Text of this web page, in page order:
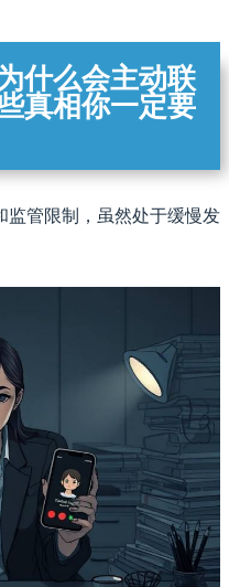
什么会主动联
真相你一定要
监管限制，虽然处于缓慢发